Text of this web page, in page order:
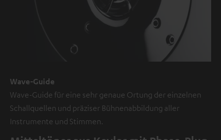
Wave-Guide
Wave-Guide für eine sehr genaue Ortung der einzelnen
Schallquellen und präziser Bühnenabbildung aller
Instrumente und Stimmen.